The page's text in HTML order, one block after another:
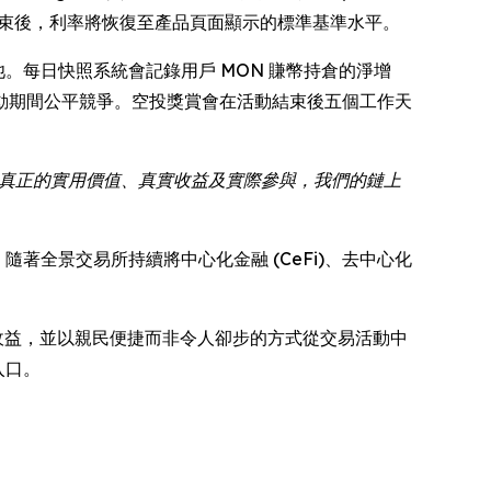
，利率將恢復至產品頁面顯示的標準基準水平。
每日快照系統會記錄用戶 MON 賺幣持倉的淨增
間公平競爭。空投獎賞會在活動結束後五個工作天
正的實用價值、真實收益及實際參與，我們的鏈上
著全景交易所持續將中心化金融 (CeFi)、去中心化
，並以親民便捷而非令人卻步的方式從交易活動中
。